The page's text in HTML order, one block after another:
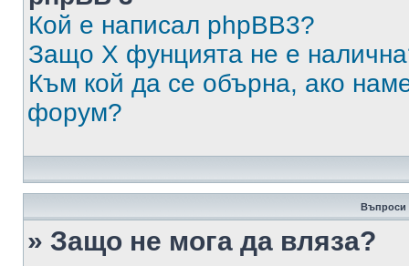
Кой е написал phpBB3?
Защо X фунцията не е
Към кой да се обърна, ако
форум?
Въпроси
» Защо не мога да вляза?